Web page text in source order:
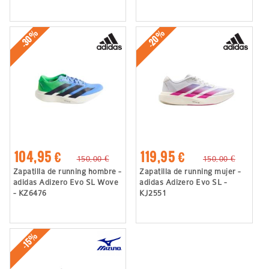
-30%
104,95 €
150,00 €
Zapatilla de running hombre -
adidas Adizero Evo SL Wove
- KZ6476
-20%
119,95 €
150,00 €
Zapatilla de running mujer -
adidas Adizero Evo SL -
KJ2551
-15%